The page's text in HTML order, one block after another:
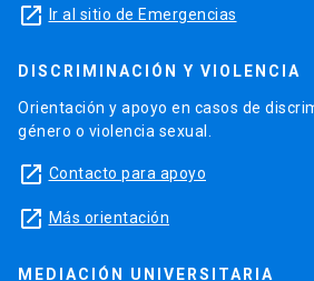
launch Ir al sitio de Emergencias
DISCRIMINACIÓN Y VIOLENCIA
Orientación y apoyo en casos de
género o violencia sexual.
launch Contacto para apoyo
launch Más orientación
MEDIACIÓN UNIVERSITARIA